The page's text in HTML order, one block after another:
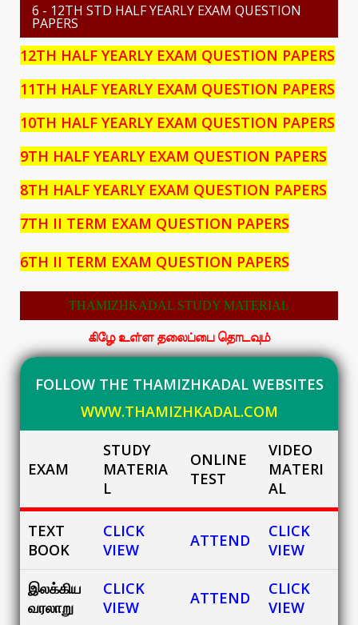
6 - 12TH STD HALF YEARLY EXAM QUESTION
PAPERS
12TH HALF YEARLY EXAM QUESTION PAPERS
11TH HALF YEARLY EXAM QUESTION PAPERS
10TH HALF YEARLY EXAM QUESTION PAPERS
9TH HALF YEARLY EXAM QUESTION PAPERS
8TH HALF YEARLY EXAM QUESTION PAPERS
7TH II TERM EXAM QUESTION PAPERS
6TH II TERM EXAM QUESTION PAPERS
THAMIZHKADAL STUDY MATERIAL
கிழே உள்ள தலைப்பை தொடவும்
FOLLOW THE THAMIZHKADAL WEBSITES
WWW.THAMIZHKADAL.COM
EXAM
STUDY
MATERIA
L
ONLINE
TEST
VIDEO
MATERI
AL
TEXT
BOOK
CLICK
VIEW
ATTEND
CLICK
VIEW
இலக்கிய
வரலாறு
CLICK
VIEW
ATTEND
CLICK
VIEW